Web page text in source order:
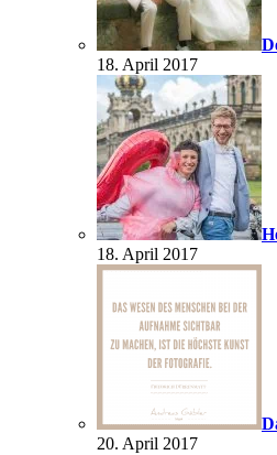
18. April 2017
18. April 2017
20. April 2017